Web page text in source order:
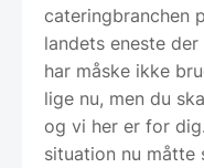
cateringbranchen
landets eneste der
har måske ikke
lige nu, men du
og vi her er for
situation nu måtte